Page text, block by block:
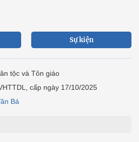
Sự kiện
tộc và Tôn giáo
cấp ngày 17/10/2025
Bá